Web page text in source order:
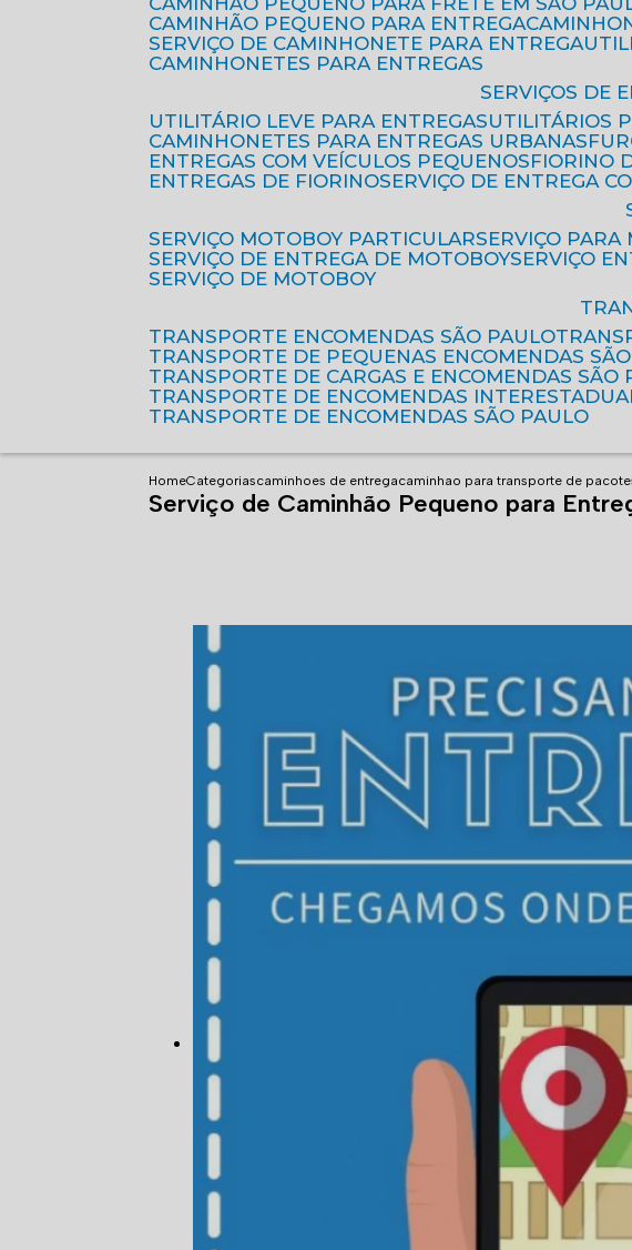
CAMINHÃO PEQUENO PARA ENTREGA
SERVIÇO DE CAMINHONETE PARA ENTREGA
CAMINHONETES PARA ENTREGAS
SERVIÇOS DE
UTILITÁRIO LEVE PARA ENTREGAS
UTILITÁRIOS
CAMINHONETES PARA ENTREGAS URBANAS
ENTREGAS COM VEÍCULOS PEQUENOS
FIORINO
ENTREGAS DE FIORINO
SERVIÇO DE ENTREGA
SERVIÇO MOTOBOY PARTICULAR
SERVIÇO
SERVIÇO DE ENTREGA DE MOTOBOY
SERVIÇO
SERVIÇO DE MOTOBOY
TRANSPORTE ENCOMENDAS SÃO PAULO
TRANSPORTE DE PEQUENAS ENCOMENDAS
TRANSPORTE DE CARGAS E ENCOMENDAS SÃO
TRANSPORTE DE ENCOMENDAS
TRANSPORTE DE ENCOMENDAS SÃO PAULO
HomeCategoriascaminhoes de entregacaminhao para transporte de
Serviço de Caminhão Pequeno para